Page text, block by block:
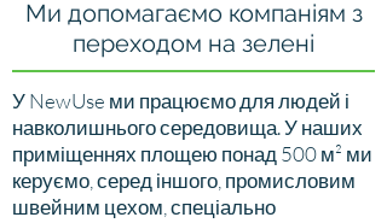
Ми допомагаємо компаніям з
переходом на зелені
У NewUse ми працюємо для людей і
навколишнього середовища. У наших
приміщеннях площею понад 500 м² ми
керуємо, серед іншого, промисловим
швейним цехом, спеціально